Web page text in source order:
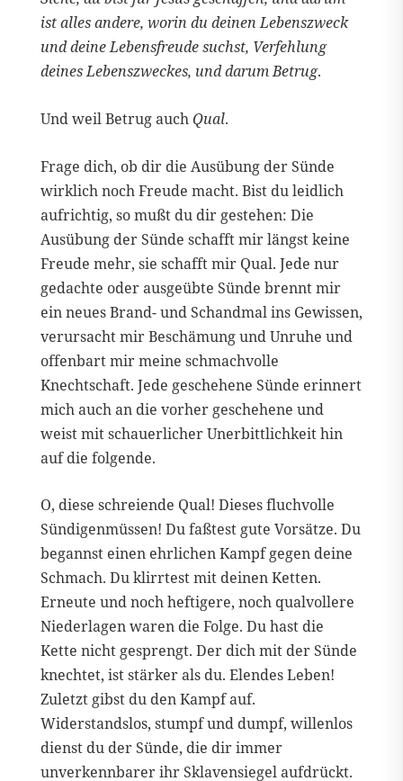
ist alles andere, worin du deinen Lebenszweck
und deine Lebensfreude suchst, Verfehlung
deines Lebenszweckes, und darum Betrug.
Und weil Betrug auchQual.
Frage dich, ob dir die Ausübung der Sünde
wirklich noch Freude macht. Bist du leidlich
aufrichtig, so mußt du dir gestehen: Die
Ausübung der Sünde schafft mir längst keine
Freude mehr, sie schafft mir Qual. Jede nur
gedachte oder ausgeübte Sünde brennt mir
ein neues Brand- und Schandmal ins Gewissen,
verursacht mir Beschämung und Unruhe und
offenbart mir meine schmachvolle
Knechtschaft. Jede geschehene Sünde erinnert
mich auch an die vorher geschehene und
weist mit schauerlicher Unerbittlichkeit hin
auf die folgende.
O, diese schreiende Qual! Dieses fluchvolle
Sündigenmüssen! Du faßtest gute Vorsätze. Du
begannst einen ehrlichen Kampf gegen deine
Schmach. Du klirrtest mit deinen Ketten.
Erneute und noch heftigere, noch qualvollere
Niederlagen waren die Folge. Du hast die
Kette nicht gesprengt. Der dich mit der Sünde
knechtet, ist stärker als du. Elendes Leben!
Zuletzt gibst du den Kampf auf.
Widerstandslos, stumpf und dumpf, willenlos
dienst du der Sünde, die dir immer
unverkennbarer ihr Sklavensiegel aufdrückt.